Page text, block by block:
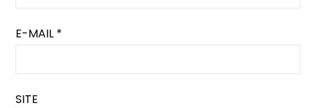
E-MAIL *
SITE